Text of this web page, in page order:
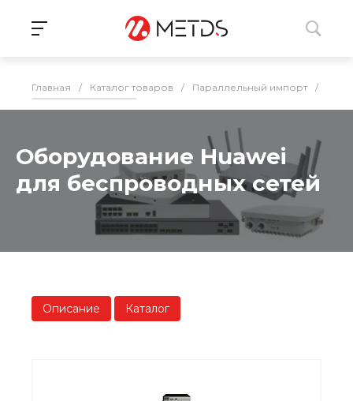
Главная / Каталог товаров / Параллельный импорт /
Оборудование Huawei
для беспроводных сетей
Описание Каталог